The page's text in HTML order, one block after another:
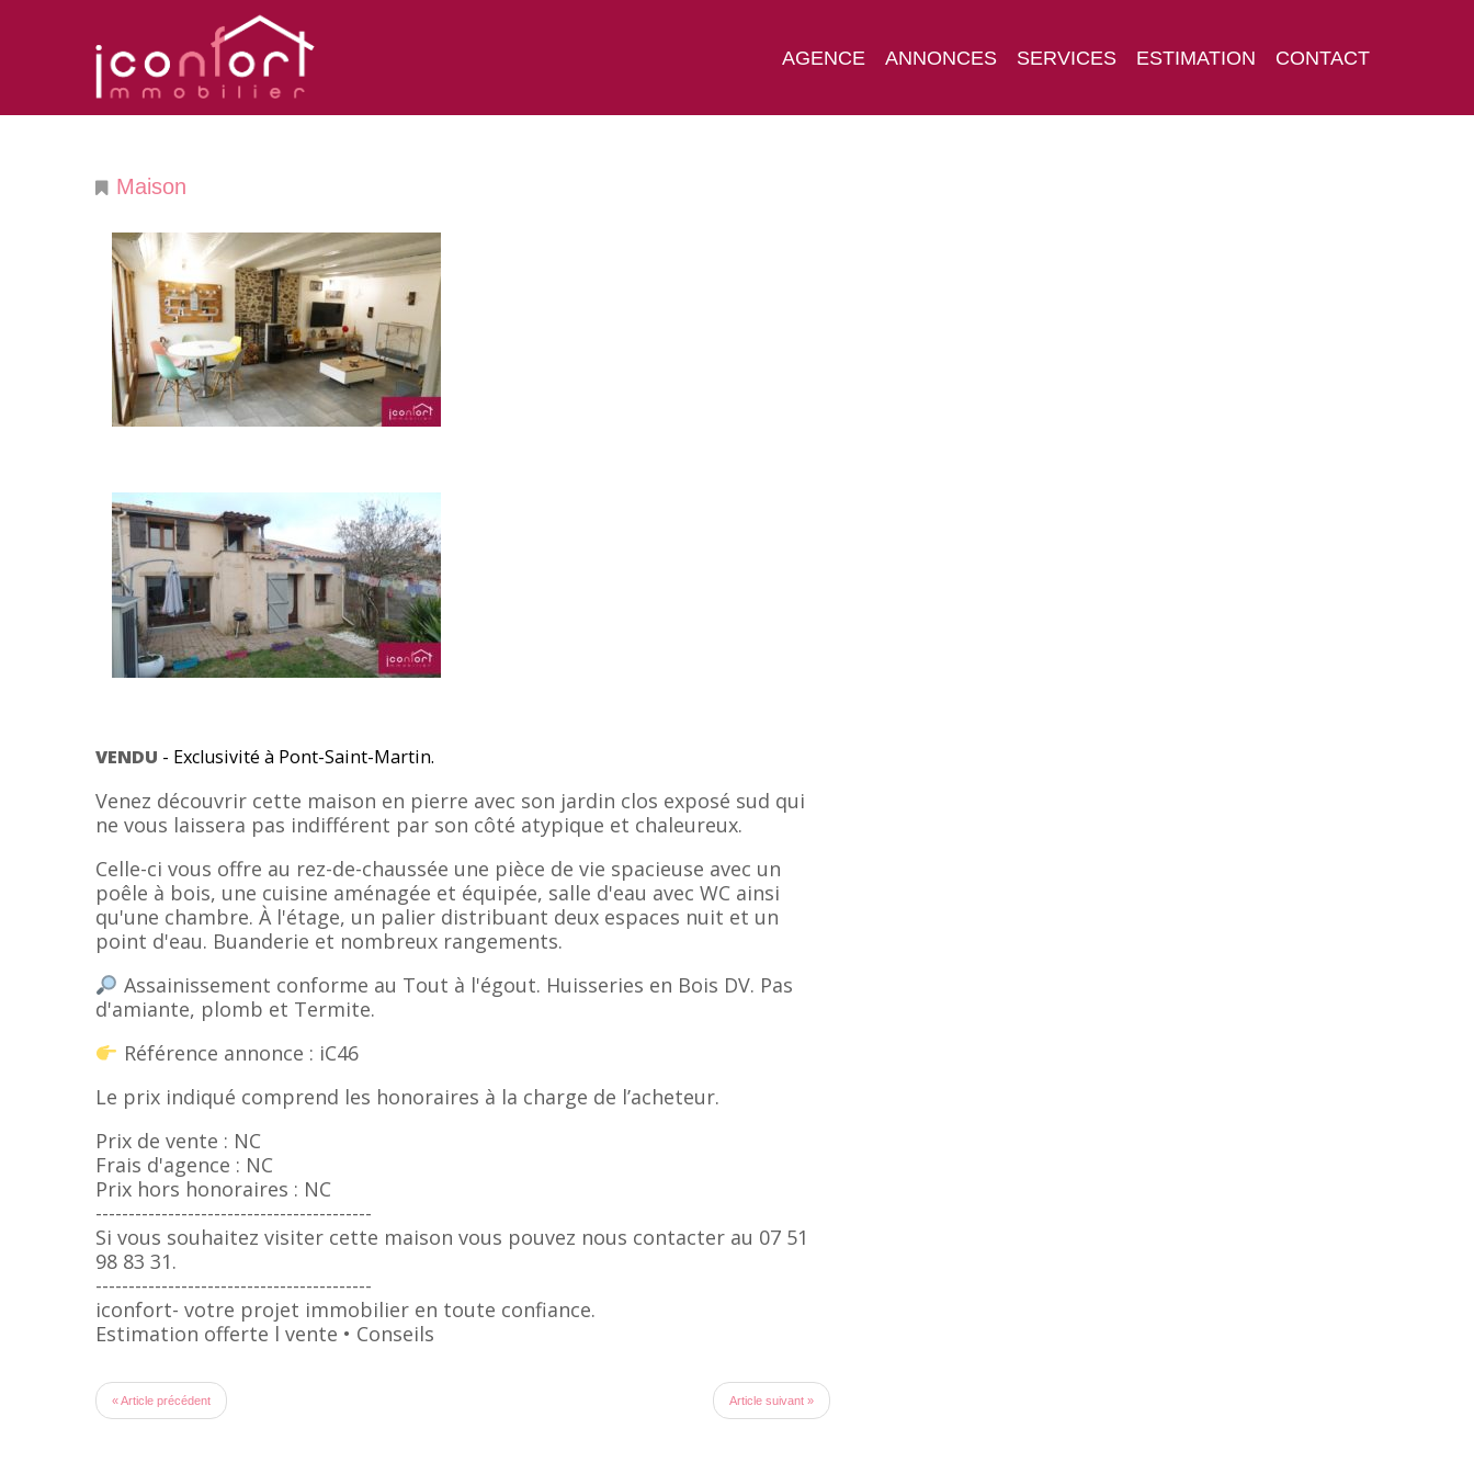
AGENCE ANNONCES SERVICES ESTIMATION CONTACT
Maison
VENDU - Exclusivité à Pont-Saint-Martin.
Venez découvrir cette maison en pierre avec son jardin clos exposé sud qui
ne vous laissera pas indifférent par son côté atypique et chaleureux.
Celle-ci vous offre au rez-de-chaussée une pièce de vie spacieuse avec un
poêle à bois, une cuisine aménagée et équipée, salle d'eau avec WC ainsi
qu'une chambre. À l'étage, un palier distribuant deux espaces nuit et un
point d'eau. Buanderie et nombreux rangements.
Assainissement conforme au Tout à l'égout. Huisseries en Bois DV. Pas
d'amiante, plomb et Termite.
Référence annonce : iC46
Le prix indiqué comprend les honoraires à la charge de l’acheteur.
Prix de vente : NC
Frais d'agence : NC
Prix hors honoraires : NC
------------------------------------------
Si vous souhaitez visiter cette maison vous pouvez nous contacter au 07 51
98 83 31.
------------------------------------------
iconfort- votre projet immobilier en toute confiance.
Estimation offerte l vente • Conseils
« Article précédent Article suivant »